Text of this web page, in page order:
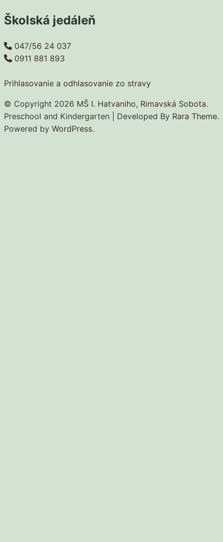
Školská jedáleň
047/56 24 037
0911 881 893
Prihlasovanie a odhlasovanie zo stravy
© Copyright 2026 MŠ I. Hatvaniho, Rimavská Sobota.
Preschool and Kindergarten | Developed By Rara Theme.
Powered by WordPress.